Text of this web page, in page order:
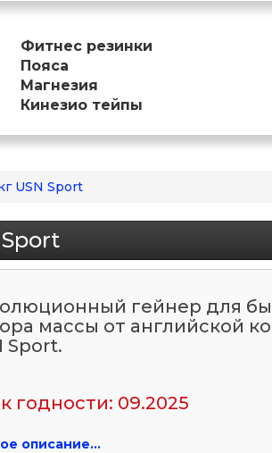
Фитнес резинки
Пояса
Магнезия
Кинезио тейпы
USN Sport
гейнер для
массы от английской
Sport.
годности: 09.2025
описание...